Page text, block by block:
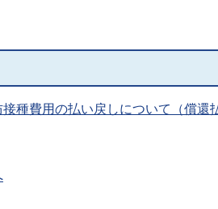
種費用の払い戻しについて（償還